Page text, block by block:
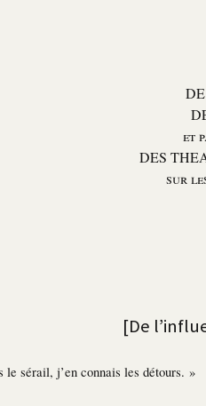
et
DES
sur
[De
le sérail, j’en connais les détours. »